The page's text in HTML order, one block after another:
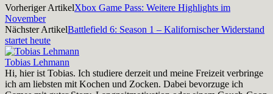
Vorheriger ArtikelXbox Game Pass: Weitere Highlights im
November
Nächster ArtikelBattlefield 6: Season 1 – Kalifornischer Widerstand
startet heute
Tobias Lehmann
Hi, hier ist Tobias. Ich studiere derzeit und meine Freizeit verbringe
ich am liebsten mit Kochen und Zocken. Dabei bevorzuge ich